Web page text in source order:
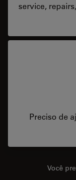
service,
Preciso de
Você